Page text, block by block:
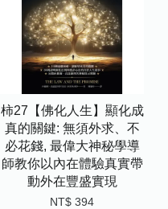
柿27【佛化人生】顯化成
真的關鍵: 無須外求、不
必花錢, 最偉大神秘學導
師教你以內在體驗真實帶
動外在豐盛實現
NT$ 394